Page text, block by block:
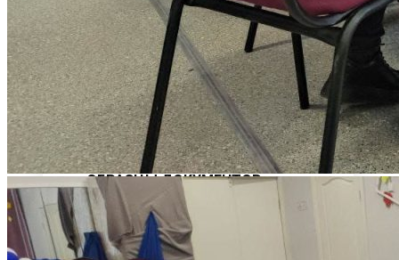
Сроки подачи документов
Перечень документов для поступления
ЛОКАЛЬНЫЕ НОРМАТИВНЫЕ АКТЫ
РОССИЙСКОЕ ЗАКОНОДАТЕЛЬСТВО
ИНСТРУКЦИИ
ОБРАЗЦЫ ДОКУМЕНТОВ
ОБРАЗОВАТЕЛЬНЫЙ КРЕДИТ
ЦЕЛЕВОЕ ОБУЧЕНИЕ